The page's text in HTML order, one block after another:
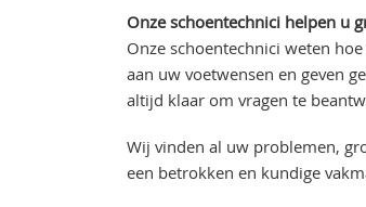
Onze schoentechnici helpen u
Onze schoentechnici weten
aan uw voetwensen en geven
altijd klaar om vragen te
Wij vinden al uw problemen,
een betrokken en kundige